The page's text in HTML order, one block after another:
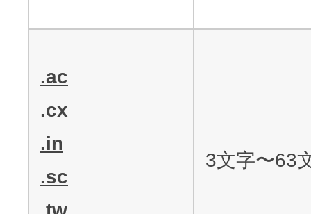
.ac
.cx
.in
.sc
3文字〜63